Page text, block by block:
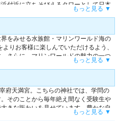
付近に立ちそびえるタワーとして日本
ぶ展望台からは、福岡のパノラマ景色を
て認定された福岡を記念して、3階展望
す。さらに、360度の絶景を目の前に
す。
もっと見る ▼
をみせる水族館・マリンワールド海の
りお客様に楽しんでいただけるよう、
さらに、マリンワールドの魅力の一つ
トンネル水槽と色々なアングルから生
。ショーにも力を入れているこちらの
とアシカショーを開催しています。そ
を魅了させます。
もっと見る ▼
府天満宮。こちらの神社では、学問の
そのことから毎年絶え間なく受験生や
きな賑わいを見せています。豊かな自
地が広がり人々の心を癒します。ま
もっと見る ▼